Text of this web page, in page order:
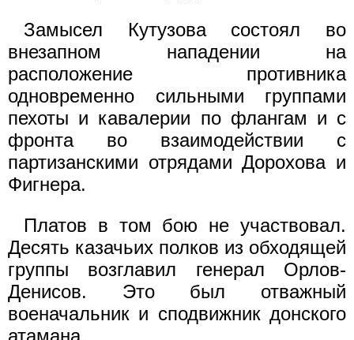
Замысел Кутузова состоял во
внезапном нападении на
расположение противника
одновременно сильными группами
пехоты и кавалерии по флангам и с
фронта во взаимодействии с
партизанскими отрядами Дорохова и
Фигнера.
Платов в том бою не участвовал.
Десять казачьих полков из обходящей
группы возглавил генерал Орлов-
Денисов. Это был отважный
военачальник и сподвижник донского
атамана.